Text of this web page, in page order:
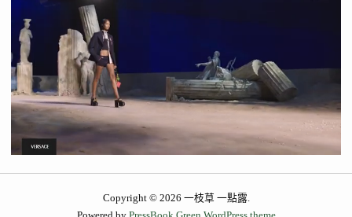
Copyright © 2026 一枝草 一點露.